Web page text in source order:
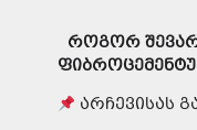
როგორ
არჩევისას